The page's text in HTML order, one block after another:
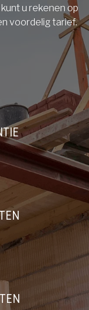
u rekenen op
voordelig tarief.